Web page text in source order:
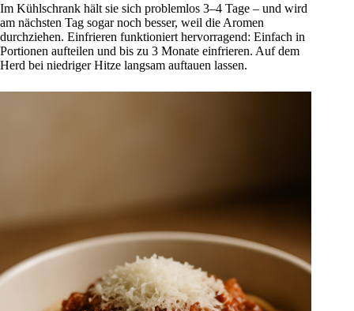
Im Kühlschrank hält sie sich problemlos 3–4 Tage – und wird
am nächsten Tag sogar noch besser, weil die Aromen
durchziehen. Einfrieren funktioniert hervorragend: Einfach in
Portionen aufteilen und bis zu 3 Monate einfrieren. Auf dem
Herd bei niedriger Hitze langsam auftauen lassen.